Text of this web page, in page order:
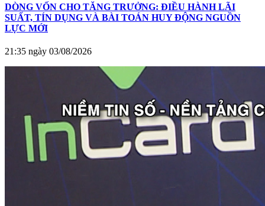
DÒNG VỐN CHO TĂNG TRƯỞNG: ĐIỀU HÀNH LÃI
SUẤT, TÍN DỤNG VÀ BÀI TOÁN HUY ĐỘNG NGUỒN
LỰC MỚI
21:35 ngày 03/08/2026